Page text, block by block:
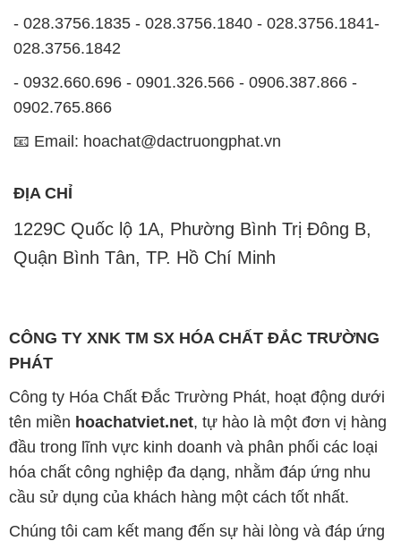
- 028.3756.1835 - 028.3756.1840 - 028.3756.1841-
028.3756.1842
- 0932.660.696 - 0901.326.566 - 0906.387.866 -
0902.765.866
📧 Email: hoachat@dactruongphat.vn
ĐỊA CHỈ
1229C Quốc lộ 1A, Phường Bình Trị Đông B,
Quận Bình Tân, TP. Hồ Chí Minh
CÔNG TY XNK TM SX HÓA CHẤT ĐẮC TRƯỜNG
PHÁT
Công ty Hóa Chất Đắc Trường Phát, hoạt động dưới
tên miền hoachatviet.net, tự hào là một đơn vị hàng
đầu trong lĩnh vực kinh doanh và phân phối các loại
hóa chất công nghiệp đa dạng, nhằm đáp ứng nhu
cầu sử dụng của khách hàng một cách tốt nhất.
Chúng tôi cam kết mang đến sự hài lòng và đáp ứng